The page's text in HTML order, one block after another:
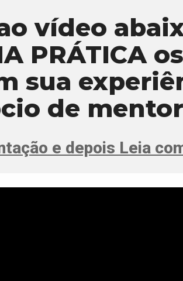
vídeo
PRÁTICA
sua
de
e depois Leia